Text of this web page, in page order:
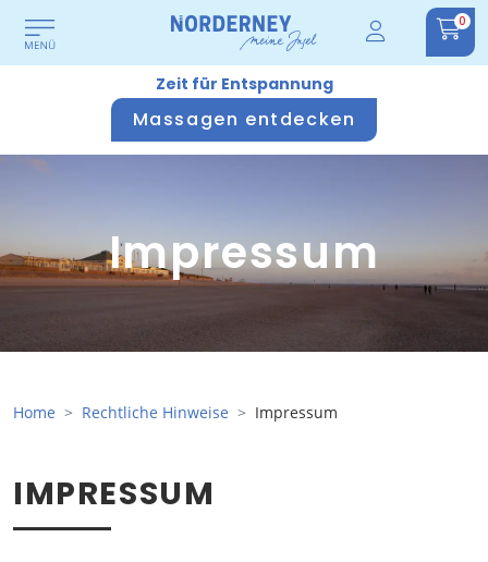
0
Zeit für Entspannung
Massagen entdecken
Impressum
Home Rechtliche Hinweise Impressum
IMPRESSUM